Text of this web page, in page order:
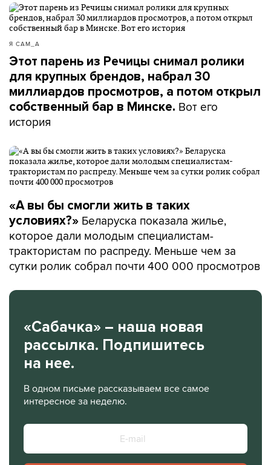
Я САМ_А
Этот парень из Речицы снимал ролики
для крупных брендов, набрал 30
миллиардов просмотров, а потом открыл
собственный бар в Минске. Вот его
история
«А вы бы смогли жить в таких
условиях?» Беларуска показала жилье,
которое дали молодым специалистам-
трактористам по распреду. Меньше чем за
сутки ролик собрал почти 400 000 просмотров
«Сабачка» – наша новая
рассылка. Подпишитесь
на нее.
В одном письме рассказываем все самое
интересное за неделю.